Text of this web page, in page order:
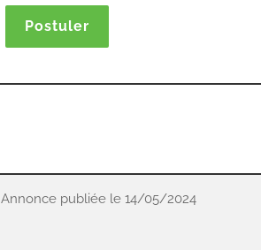
Postuler
Annonce publiée le 14/05/2024